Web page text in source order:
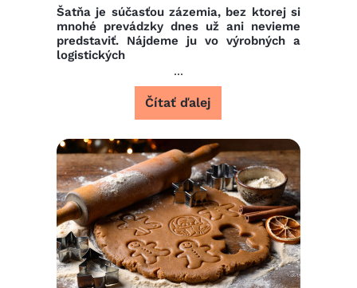
Šatňa je súčasťou zázemia, bez ktorej si
mnohé prevádzky dnes už ani nevieme
predstaviť. Nájdeme ju vo výrobných a
logistických
...
Čítať ďalej